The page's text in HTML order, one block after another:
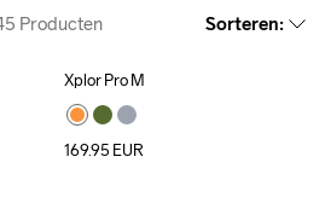
Producten Sorteren:
Xplor Pro M
169.95 EUR